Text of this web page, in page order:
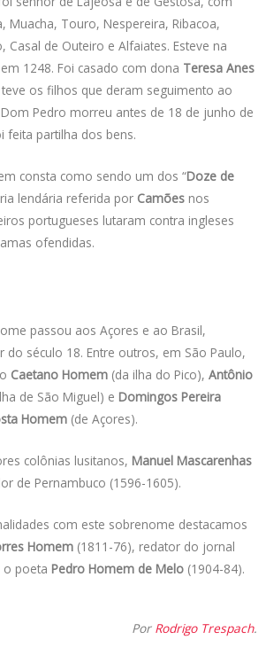
Muacha, Touro, Nespereira, Ribacoa,
Casal de Outeiro e Alfaiates. Esteve na
1248. Foi casado com dona Teresa Anes
os filhos que deram seguimento ao
Pedro morreu antes de 18 de junho de
feita partilha dos bens.
consta como sendo um dos “Doze de
lendária referida por Camões nos
portugueses lutaram contra ingleses
ofendidas.
passou aos Açores e ao Brasil,
do século 18. Entre outros, em São Paulo,
Caetano Homem (da ilha do Pico), Antônio
de São Miguel) e Domingos Pereira
Homem (de Açores).
colônias lusitanos, Manuel Mascarenhas
de Pernambuco (1596-1605).
com este sobrenome destacamos
Homem (1811-76), redator do jornal
o poeta Pedro Homem de Melo (1904-84).
Por Rodrigo Trespach.